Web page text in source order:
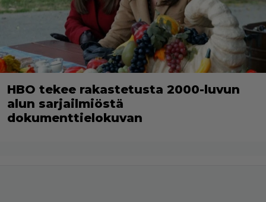
HBO tekee rakastetusta 2000-luvun
alun sarjailmiöstä
dokumenttielokuvan